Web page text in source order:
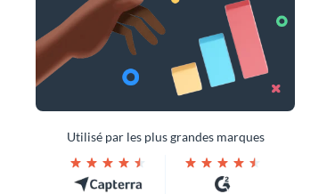
Utilisé par les plus grandes marques